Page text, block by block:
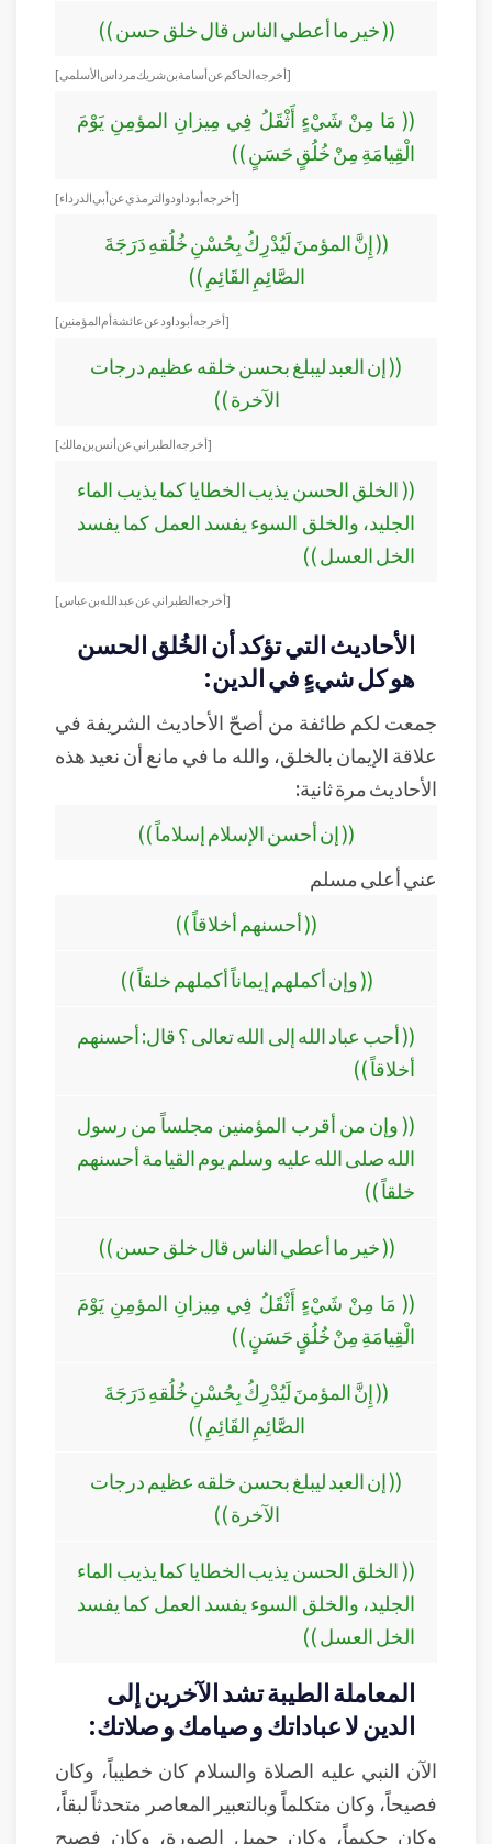
(( خير ما أعطي الناس قال خلق حسن ))
[ أخرجه الحاكم عن أسامة بن شريك مرداس الأسلمي ]
(( مَا مِنْ شَيْءٍ أَثْقَلُ فِي مِيزانِ المؤمِنِ يَوْمَ
الْقِيامَةِ مِنْ خُلُقٍ حَسَنٍ ))
[ أخرجه أبو داود والترمذي عن أبي الدرداء ]
(( إِنَّ المؤمنَ لَيُدْرِكُ بِحُسْنِ خُلُقهِ دَرَجَةَ
الصَّائِمِ القَائِمِ ))
[ أخرجه أبو داود عن عائشة أم المؤمنين ]
(( إن العبد ليبلغ بحسن خلقه عظيم درجات
الآخرة ))
[أخرجه الطبراني عن أنس بن مالك ]
(( الخلق الحسن يذيب الخطايا كما يذيب الماء
الجليد، والخلق السوء يفسد العمل كما يفسد
الخل العسل ))
[أخرجه الطبراني عن عبد الله بن عباس ]
الأحاديث التي تؤكد أن الخُلق الحسن
هو كل شيءٍ في الدين:
جمعت لكم طائفة من أصحّ الأحاديث الشريفة في
علاقة الإيمان بالخلق، والله ما في مانع أن نعيد هذه
الأحاديث مرة ثانية:
(( إن أحسن الإسلام إسلاماً ))
عني أعلى مسلم
(( أحسنهم أخلاقاً ))
(( وإن أكملهم إيماناً أكملهم خلقاً ))
(( أحب عباد الله إلى الله تعالى ؟ قال: أحسنهم
أخلاقاً ))
(( وإن من أقرب المؤمنين مجلساً من رسول
الله صلى الله عليه وسلم يوم القيامة أحسنهم
خلقاً ))
(( خير ما أعطي الناس قال خلق حسن ))
(( مَا مِنْ شَيْءٍ أَثْقَلُ فِي مِيزانِ المؤمِنِ يَوْمَ
الْقِيامَةِ مِنْ خُلُقٍ حَسَنٍ ))
(( إِنَّ المؤمنَ لَيُدْرِكُ بِحُسْنِ خُلُقهِ دَرَجَةَ
الصَّائِمِ القَائِمِ ))
(( إن العبد ليبلغ بحسن خلقه عظيم درجات
الآخرة ))
(( الخلق الحسن يذيب الخطايا كما يذيب الماء
الجليد، والخلق السوء يفسد العمل كما يفسد
الخل العسل ))
المعاملة الطيبة تشد الآخرين إلى
الدين لا عباداتك و صيامك و صلاتك:
الآن النبي عليه الصلاة والسلام كان خطيباً، وكان
فصيحاً، وكان متكلماً وبالتعبير المعاصر متحدثاً لبقاً،
وكان حكيماً، وكان جميل الصورة، وكان فصيح